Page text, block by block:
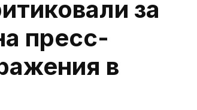
за
пресс-
в